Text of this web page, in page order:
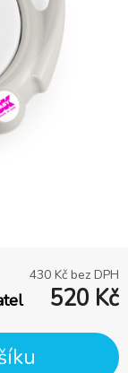
430 Kč bez DPH
520 Kč